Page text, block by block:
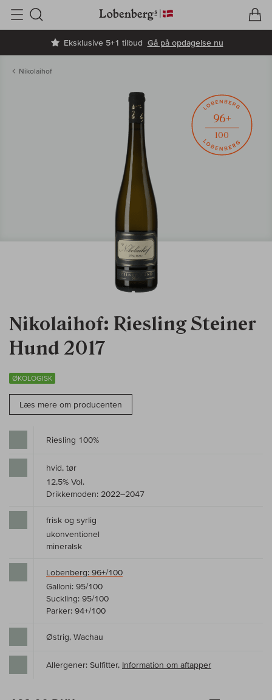
Eksklusive 5+1 tilbud Gå på opdagelse nu
Søg
Nikolaihof
Nikolaihof: Riesling Steiner
Hund 2017
ØKOLOGISK
Læs mere om producenten
96+
100
Riesling 100%
hvid, tør
12,5% Vol.
Drikkemoden: 2022–2047
frisk og syrlig
ukonventionel
mineralsk
Lobenberg: 96+/100
Galloni: 95/100
Suckling: 95/100
Parker: 94+/100
Østrig, Wachau
Allergener: Sulfitter, Information om aftapper